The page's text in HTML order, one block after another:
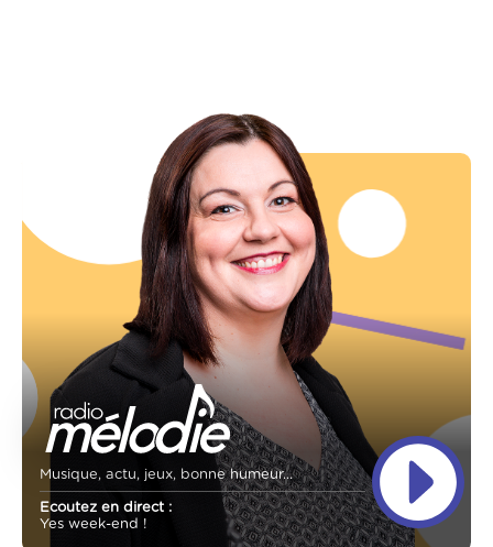
Musique, actu, jeux, bonne humeur...
Ecoutez en direct :
Yes week-end !